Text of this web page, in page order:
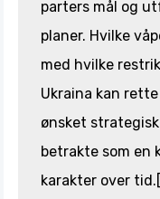
parters mål og
planer. Hvilke
med hvilke
Ukraina kan
ønsket
betrakte som en
karakter over tid.